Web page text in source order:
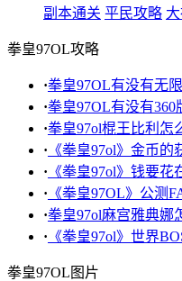
副本通关 平民攻略
拳皇97OL攻略
·拳皇97OL有没有无
·拳皇97OL有没有
·拳皇97ol棍王比利怎
· 《拳皇97ol》金币
· 《拳皇97ol》钱要
· 《拳皇97OL》公测
·拳皇97ol麻宫雅典娜
· 《拳皇97ol》世界
拳皇97OL图片